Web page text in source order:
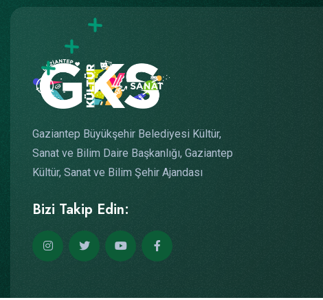
Gaziantep Büyükşehir Belediyesi Kültür,
Sanat ve Bilim Daire Başkanlığı, Gaziantep
Kültür, Sanat ve Bilim Şehir Ajandası
Bizi Takip Edin: